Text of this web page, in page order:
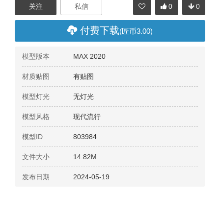
0
0
付费下载(匠币3.00)
模型版本 MAX 2020
材质贴图 有贴图
模型灯光 无灯光
模型风格 现代流行
模型ID 803984
文件大小 14.82M
发布日期 2024-05-19